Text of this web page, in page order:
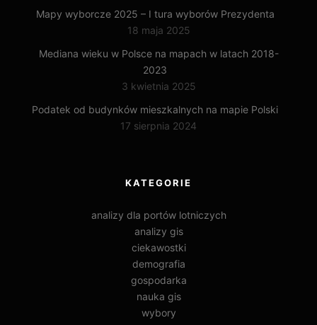
Mapy wyborcze 2025 – I tura wyborów Prezydenta
18 maja 2025
Mediana wieku w Polsce na mapach w latach 2018-
2023
3 kwietnia 2025
Podatek od budynków mieszkalnych na mapie Polski
17 sierpnia 2024
KATEGORIE
analizy dla portów lotniczych
analizy gis
ciekawostki
demografia
gospodarka
nauka gis
wybory